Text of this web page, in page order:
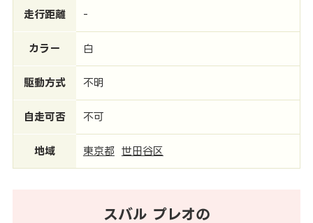
走行距離 -
カラー 白
駆動方式 不明
自走可否 不可
地域 東京都 世田谷区
スバル プレオの